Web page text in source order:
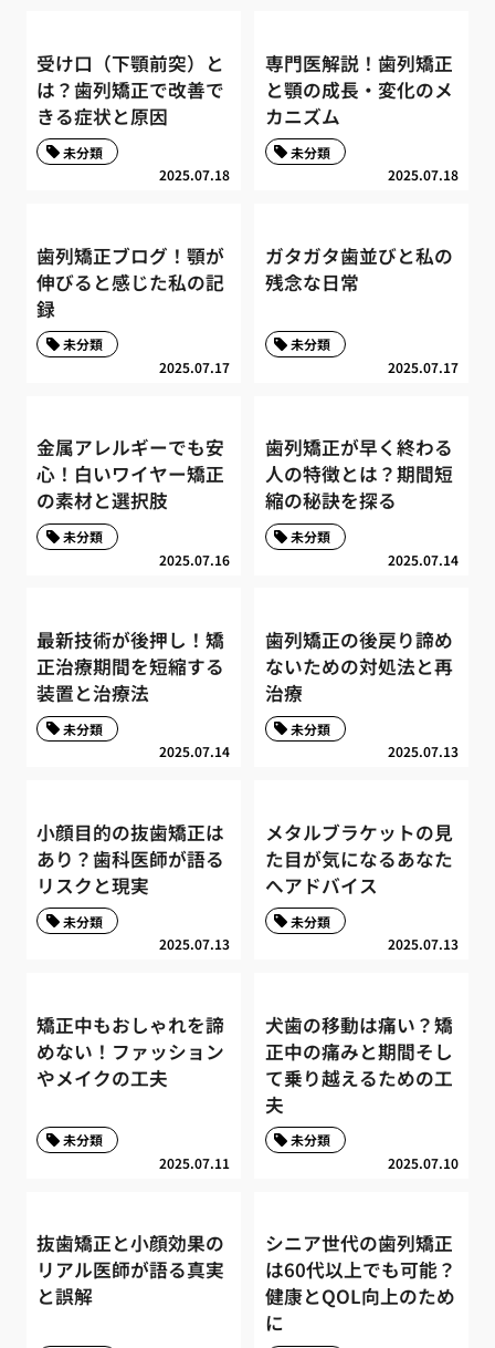
受け口（下顎前突）と
は？歯列矯正で改善で
きる症状と原因
2025.07.18
未分類
専門医解説！歯列矯正
と顎の成長・変化のメ
カニズム
2025.07.18
未分類
歯列矯正ブログ！顎が
伸びると感じた私の記
録
2025.07.17
未分類
ガタガタ歯並びと私の
残念な日常
2025.07.17
未分類
金属アレルギーでも安
心！白いワイヤー矯正
の素材と選択肢
2025.07.16
未分類
歯列矯正が早く終わる
人の特徴とは？期間短
縮の秘訣を探る
2025.07.14
未分類
最新技術が後押し！矯
正治療期間を短縮する
装置と治療法
2025.07.14
未分類
歯列矯正の後戻り諦め
ないための対処法と再
治療
2025.07.13
未分類
小顔目的の抜歯矯正は
あり？歯科医師が語る
リスクと現実
2025.07.13
未分類
メタルブラケットの見
た目が気になるあなた
へアドバイス
2025.07.13
未分類
矯正中もおしゃれを諦
めない！ファッション
やメイクの工夫
2025.07.11
未分類
犬歯の移動は痛い？矯
正中の痛みと期間そし
て乗り越えるための工
夫
2025.07.10
未分類
抜歯矯正と小顔効果の
リアル医師が語る真実
と誤解
シニア世代の歯列矯正
は60代以上でも可能？
健康とQOL向上のため
に